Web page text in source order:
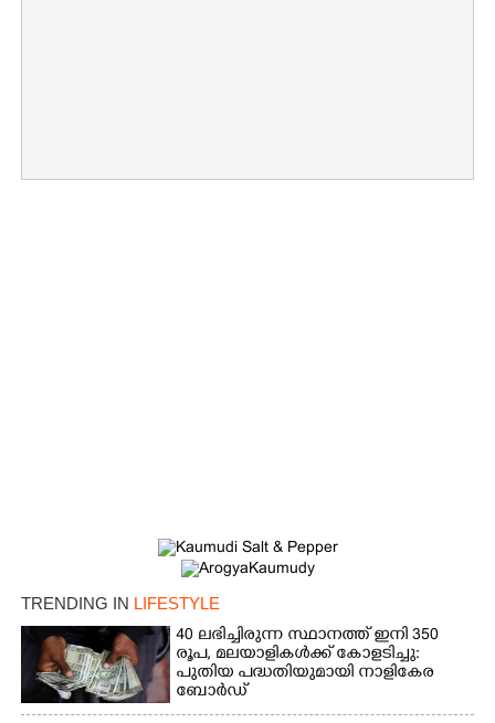
TRENDING IN LIFESTYLE
40 ലഭിച്ചിരുന്ന സ്ഥാനത്ത് ഇനി 350
രൂപ, മലയാളികൾക്ക് കോളടിച്ചു:
പുതിയ പദ്ധതിയുമായി നാളികേര
ബോർഡ്